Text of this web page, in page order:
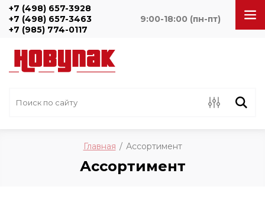
+7 (498) 657-3928
+7 (498) 657-3463
+7 (985) 774-0117
9:00-18:00 (пн-пт)
Главная / Ассортимент
Ассортимент